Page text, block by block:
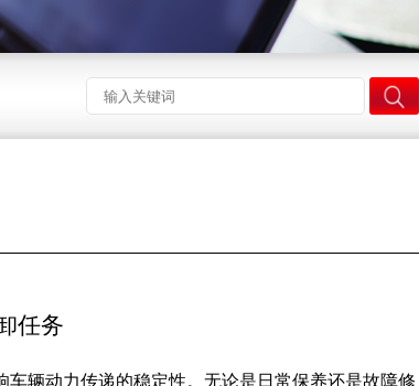
任务
辆动力传递的稳定性。无论是日常保养还是故障修